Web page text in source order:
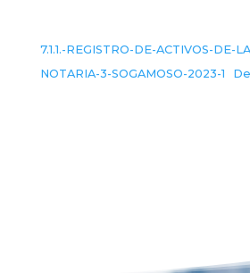
7.1.1.-REGISTRO-DE-ACTIVOS-DE-
NOTARIA-3-SOGAMOSO-2023-1